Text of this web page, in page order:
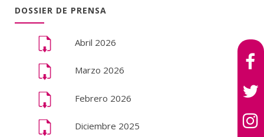
DOSSIER DE PRENSA
Abril 2026
Marzo 2026
Febrero 2026
Diciembre 2025